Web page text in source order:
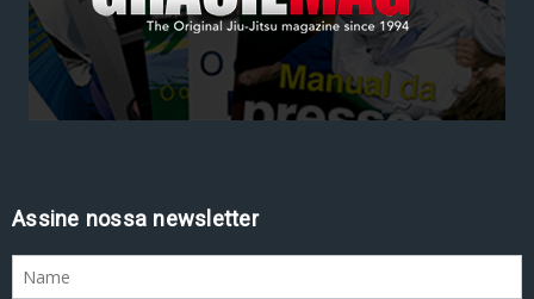
Assine nossa newsletter